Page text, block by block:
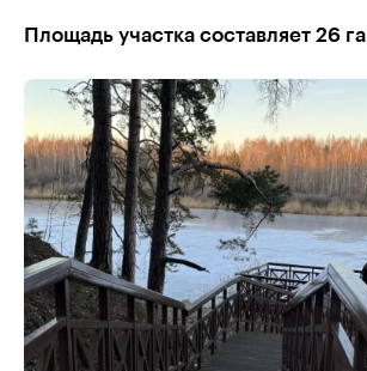
Площадь участка составляет 26 га